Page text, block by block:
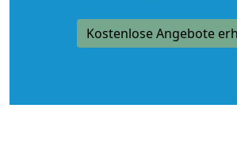
Kostenlose Angebote